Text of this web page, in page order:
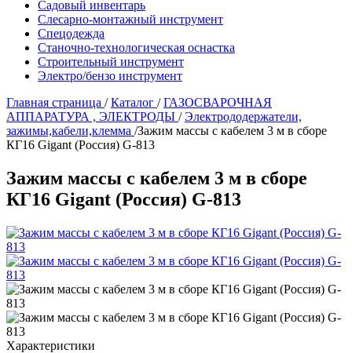
Садовый инвентарь
Слесарно-монтажный инструмент
Спецодежда
Станочно-технологическая оснастка
Строительный инструмент
Электро/бензо инструмент
Главная страница / Каталог / ГАЗОСВАРОЧНАЯ
АППАРАТУРА , ЭЛЕКТРОДЫ / Электрододержатели,
зажимы,кабели,клемма /Зажим массы с кабелем 3 м в сборе
КГ16 Gigant (Россия) G-813
Зажим массы с кабелем 3 м в сборе
КГ16 Gigant (Россия) G-813
Характеристики